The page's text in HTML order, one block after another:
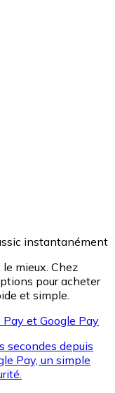
instantanément
mieux. Chez
pour acheter
et simple.
et Google Pay
secondes depuis
Pay, un simple